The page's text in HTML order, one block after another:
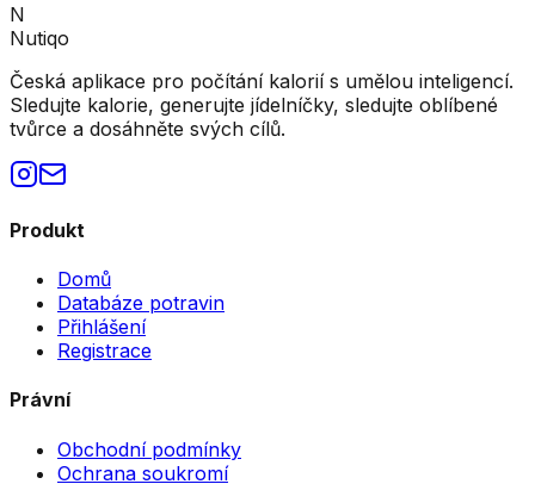
N
Nutiqo
Česká aplikace pro počítání kalorií s umělou inteligencí.
Sledujte kalorie, generujte jídelníčky, sledujte oblíbené
tvůrce a dosáhněte svých cílů.
Produkt
Domů
Databáze potravin
Přihlášení
Registrace
Právní
Obchodní podmínky
Ochrana soukromí